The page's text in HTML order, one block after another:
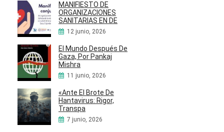
MANIFIESTO DE
ORGANIZACIONES
SANITARIAS EN DE
12 junio, 2026
El Mundo Después De
Gaza, Por Pankaj
Mishra
11 junio, 2026
«Ante El Brote De
Hantavirus: Rigor,
Transpa
7 junio, 2026